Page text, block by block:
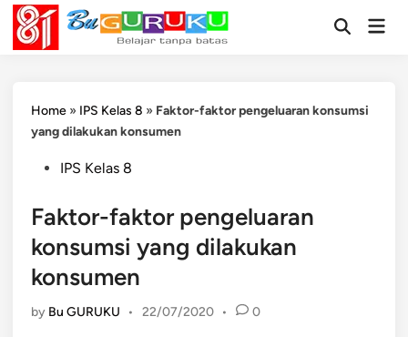
Skip
content
OpenMain
Home » IPS Kelas 8 » Faktor-faktor pengeluaran konsumsi
yang dilakukan konsumen
PostedIPS Kelas 8
Faktor-faktor pengeluaran
konsumsi yang dilakukan
konsumen
by Bu GURUKU • 22/07/2020 • 0